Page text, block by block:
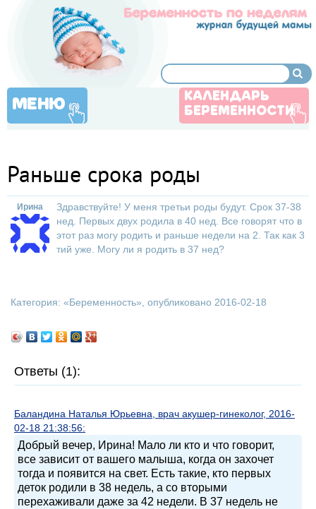
МЕНЮ
КАЛЕНДАРЬ
БЕРЕМЕННОСТИ
Раньше срока роды
Ирина
Здравствуйте! У меня третьи роды будут. Срок 37-38
нед. Первых двух родила в 40 нед. Все говорят что в
этот раз могу родить и раньше недели на 2. Так как 3
тий уже. Могу ли я родить в 37 нед?
Категория: «Беременность», опубликовано 2016-02-18
Ответы (1):
Баландина Наталья Юрьевна, врач акушер-гинеколог, 2016-
02-18 21:38:56:
Добрый вечер, Ирина! Мало ли кто и что говорит,
все зависит от вашего малыша, когда он захочет
тогда и появится на свет. Есть такие, кто первых
деток родили в 38 недель, а со вторыми
перехаживали даже за 42 недели. В 37 недель не